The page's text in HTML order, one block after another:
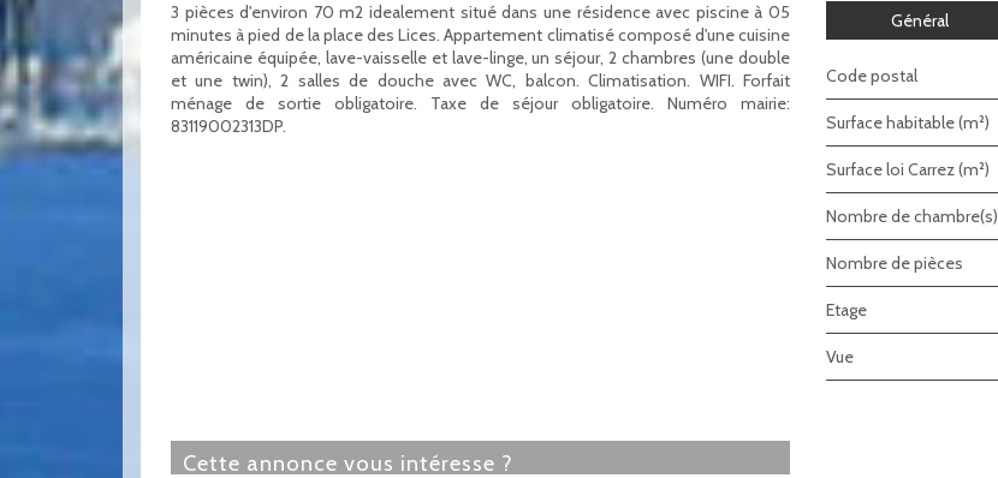
3 pièces d'environ 70 m2 idealement situé dans une résidence avec piscine à 05
minutes à pied de la place des Lices. Appartement climatisé composé d'une cuisine
américaine équipée, lave-vaisselle et lave-linge, un séjour, 2 chambres (une double
et une twin), 2 salles de douche avec WC, balcon. Climatisation. WIFI. Forfait
ménage de sortie obligatoire. Taxe de séjour obligatoire. Numéro mairie:
83119002313DP.
Général
Code postal
Surface habitable (m²)
Surface loi Carrez (m²)
Nombre de chambre(s)
Nombre de pièces
Etage
Vue
cette annonce vous intéresse ?